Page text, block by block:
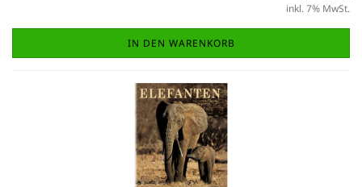
inkl. 7% MwSt.
IN DEN WARENKORB